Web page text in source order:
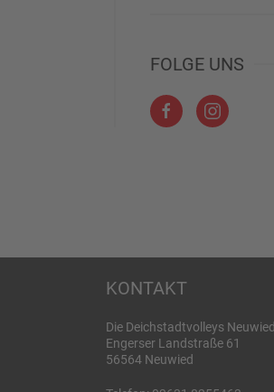
FOLGE UNS
KONTAKT
Die Deichstadtvolleys
Engerser Landstraße 61
56564 Neuwied